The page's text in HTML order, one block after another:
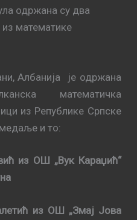
одржана су два
математике
Албанија је одржана
математичка
из Републике Српске
медаље и то:
из ОШ „Вук Караџић“
из ОШ „Змај Јова